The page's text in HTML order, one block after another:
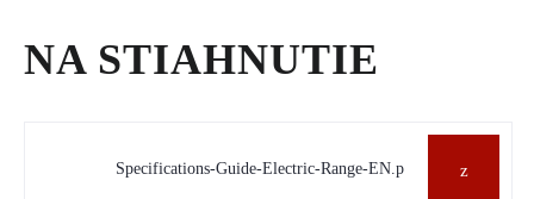
NA STIAHNUTIE
Specifications-Guide-Electric-Range-EN.p